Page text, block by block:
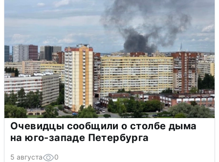
Очевидцы сообщили о столбе дыма
на юго-западе Петербурга
5 августа 0